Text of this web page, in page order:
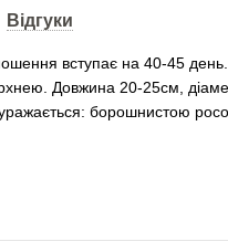
Відгуки
вступає на 40-45
Довжина 20-25см,
борошнистою